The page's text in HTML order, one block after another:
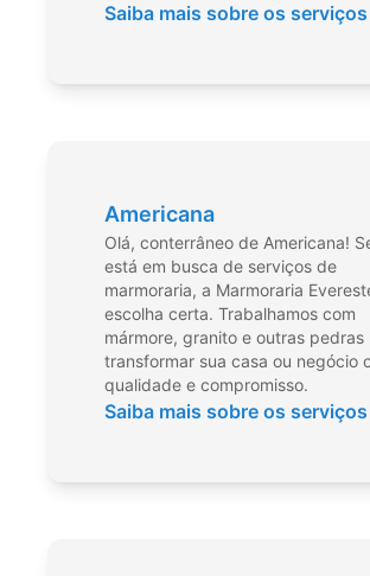
Saiba mais sobre os serviços
Americana
Olá, conterrâneo de Americana!
está em busca de serviços de
marmoraria, a Marmoraria
escolha certa. Trabalhamos com
mármore, granito e outras pedras
transformar sua casa ou negócio
qualidade e compromisso.
Saiba mais sobre os serviços